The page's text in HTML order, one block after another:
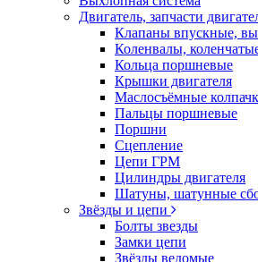
Двигатель, запчасти
Клапаны впускные,
Коленвалы,
Кольца поршневые
Крышки двигателя
Маслосъёмные
Пальцы поршневые
Поршни
Сцепление
Цепи ГРМ
Цилиндры двигателя
Шатуны, шатунные
Звёзды и цепи
Болты звезды
Замки цепи
Звёзды ведомые